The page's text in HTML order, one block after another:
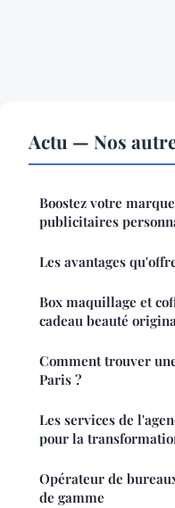
Actu — Nos
Boostez votre
publicitaires
Les avantages
Box maquillage et
cadeau beauté
Comment trouver
Paris ?
Les services de
pour la
Opérateur de
de gamme